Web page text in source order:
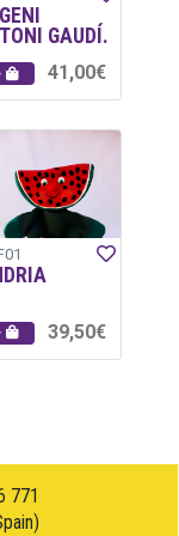
GAUDÍ.
41,00€
39,50€
771